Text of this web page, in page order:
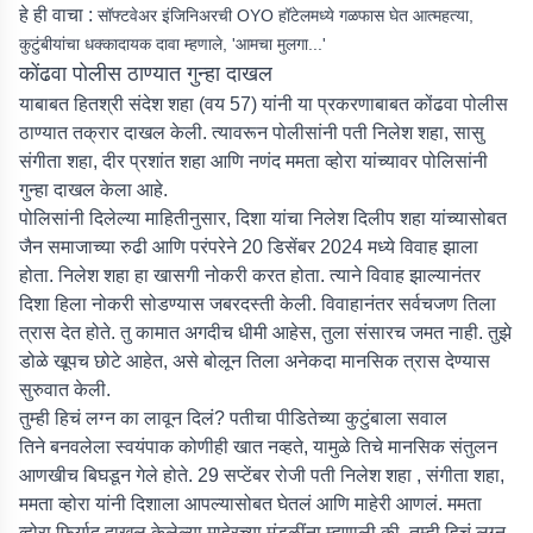
हे ही वाचा : सॉफ्टवेअर इंजिनिअरची OYO हॉटेलमध्ये गळफास घेत आत्महत्या,
कुटुंबीयांचा धक्कादायक दावा म्हणाले, 'आमचा मुलगा...'
कोंढवा पोलीस ठाण्यात गुन्हा दाखल
याबाबत हितश्री संदेश शहा (वय 57) यांनी या प्रकरणाबाबत कोंढवा पोलीस
ठाण्यात तक्रार दाखल केली. त्यावरून पोलीसांनी पती निलेश शहा, सासु
संगीता शहा, दीर प्रशांत शहा आणि नणंद ममता व्होरा यांच्यावर पोलिसांनी
गुन्हा दाखल केला आहे.
पोलिसांनी दिलेल्या माहितीनुसार, दिशा यांचा निलेश दिलीप शहा यांच्यासोबत
जैन समाजाच्या रुढी आणि परंपरेने 20 डिसेंबर 2024 मध्ये विवाह झाला
होता. निलेश शहा हा खासगी नोकरी करत होता. त्याने विवाह झाल्यानंतर
दिशा हिला नोकरी सोडण्यास जबरदस्ती केली. विवाहानंतर सर्वचजण तिला
त्रास देत होते. तु कामात अगदीच धीमी आहेस, तुला संसारच जमत नाही. तुझे
डोळे खूपच छोटे आहेत, असे बोलून तिला अनेकदा मानसिक त्रास देण्यास
सुरुवात केली.
तुम्ही हिचं लग्न का लावून दिलं? पतीचा पीडितेच्या कुटुंबाला सवाल
तिने बनवलेला स्वयंपाक कोणीही खात नव्हते, यामुळे तिचे मानसिक संतुलन
आणखीच बिघडून गेले होते. 29 सप्टेंबर रोजी पती निलेश शहा , संगीता शहा,
ममता व्होरा यांनी दिशाला आपल्यासोबत घेतलं आणि माहेरी आणलं. ममता